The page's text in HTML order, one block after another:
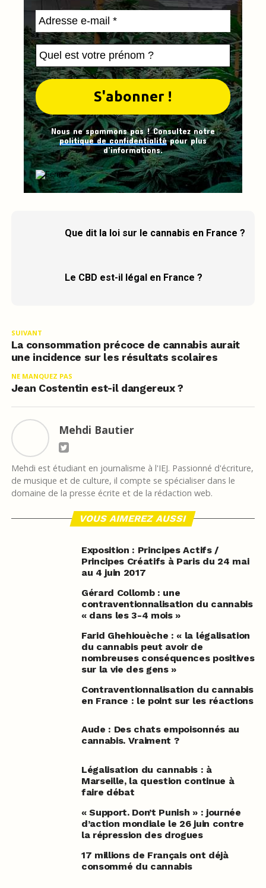
Nous ne spammons pas ! Consultez notre
politique de confidentialitépour plus
d’informations.
Que dit la loi sur le cannabis en France ?
Le CBD est-il légal en France ?
SUIVANT
La consommation précoce de cannabis aurait
une incidence sur les résultats scolaires
NE MANQUEZ PAS
Jean Costentin est-il dangereux ?
Mehdi Bautier
Mehdi est étudiant en journalisme à l'IEJ. Passionné d'écriture,
de musique et de culture, il compte se spécialiser dans le
domaine de la presse écrite et de la rédaction web.
VOUS AIMEREZ AUSSI
Exposition : Principes Actifs /
Principes Créatifs à Paris du 24 mai
au 4 juin 2017
Gérard Collomb : une
contraventionnalisation du cannabis
« dans les 3-4 mois »
Farid Ghehiouèche : « la légalisation
du cannabis peut avoir de
nombreuses conséquences positives
sur la vie des gens »
Contraventionnalisation du cannabis
en France : le point sur les réactions
Aude : Des chats empoisonnés au
cannabis. Vraiment ?
Légalisation du cannabis : à
Marseille, la question continue à
faire débat
« Support. Don’t Punish » : journée
d’action mondiale le 26 juin contre
la répression des drogues
17 millions de Français ont déjà
consommé du cannabis